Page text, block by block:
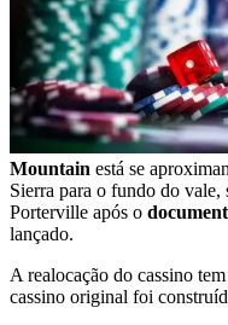
Mountain está se
Sierra para o fundo do
Porterville após o
lançado.
A realocação do cassino
cassino original foi